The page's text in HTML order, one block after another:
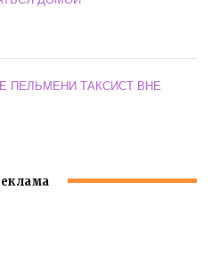
ПЕЛЬМЕНИ ТАКСИСТ ВНЕ